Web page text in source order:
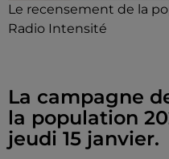
Le recensement de la
Radio Intensité
La campagne
la population
jeudi 15 janvier.